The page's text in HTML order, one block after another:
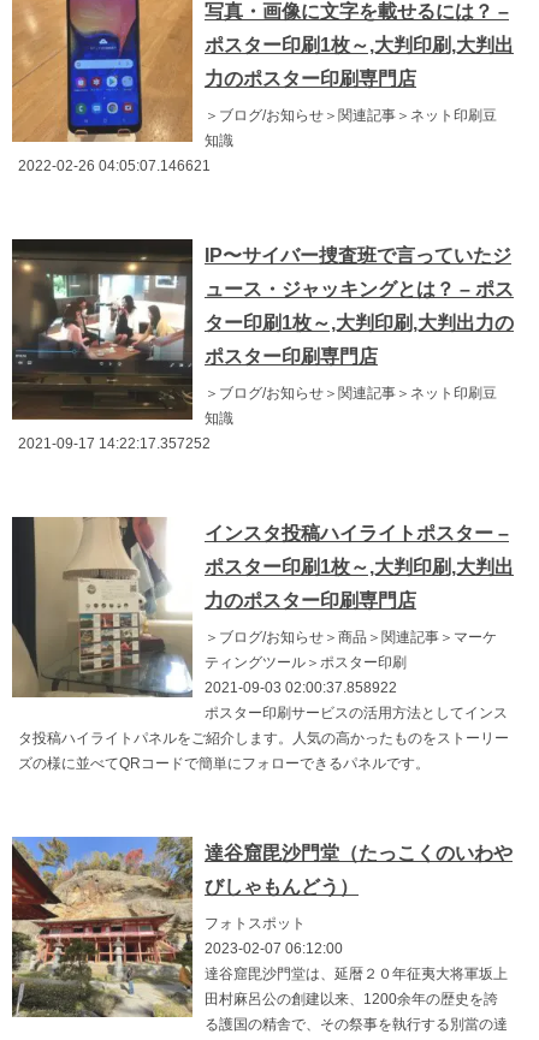
写真・画像に文字を載せるには？ –
ポスター印刷1枚～,大判印刷,大判出
力のポスター印刷専門店
＞ブログ/お知らせ＞関連記事＞ネット印刷豆
知識
2022-02-26 04:05:07.146621
IP〜サイバー捜査班で言っていたジ
ュース・ジャッキングとは？ – ポス
ター印刷1枚～,大判印刷,大判出力の
ポスター印刷専門店
＞ブログ/お知らせ＞関連記事＞ネット印刷豆
知識
2021-09-17 14:22:17.357252
インスタ投稿ハイライトポスター –
ポスター印刷1枚～,大判印刷,大判出
力のポスター印刷専門店
＞ブログ/お知らせ＞商品＞関連記事＞マーケ
ティングツール＞ポスター印刷
2021-09-03 02:00:37.858922
ポスター印刷サービスの活用方法としてインス
タ投稿ハイライトパネルをご紹介します。人気の高かったものをストーリー
ズの様に並べてQRコードで簡単にフォローできるパネルです。
達谷窟毘沙門堂（たっこくのいわや
びしゃもんどう）
フォトスポット
2023-02-07 06:12:00
達谷窟毘沙門堂は、延暦２０年征夷大将軍坂上
田村麻呂公の創建以来、1200余年の歴史を誇
る護国の精舎で、その祭事を執行する別當の達